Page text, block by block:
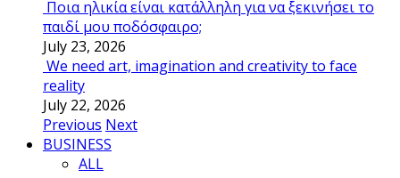
Ποια ηλικία είναι κατάλληλη για να ξεκινήσει το
παιδί μου ποδόσφαιρο;
July 23, 2026
We need art, imagination and creativity to face
reality
July 22, 2026
Previous Next
BUSINESS
ALL